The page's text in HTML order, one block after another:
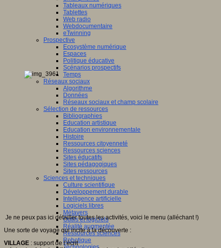
Tableaux numériques
Tablettes
Web radio
Webdocumentaire
eTwinning
Prospective
Ecosystème numérique
Espaces
Politique éducative
Scénarios prospectifs
Temps
Réseaux sociaux
Algorithme
Données
Réseaux sociaux et champ scolaire
Sélection de ressources
Bibliographies
Education artistique
Education environnementale
Histoire
Ressources citoyenneté
Ressources sciences
Sites éducatifs
Sites pédagogiques
Sites ressources
Sciences et techniques
Culture scientifique
Développement durable
Intelligence artificielle
Logiciels libres
Métavers
Outils et logiciels
Réalité augmentée
Ressources sciences
Robotique
Je ne peux pas ici détailler toutes les activités, voici le menu (alléchant !)
Une sorte de voyage qui incite à la découverte :
VILLAGE : support de l’écrit